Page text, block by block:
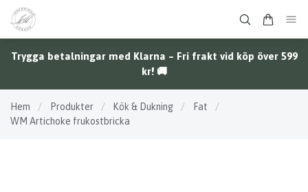
Trygga betalningar med Klarna – Fri frakt vid köp över 599
kr! 🚚
Hem / Produkter / Kök & Dukning / Fat
/
WM Artichoke frukostbricka